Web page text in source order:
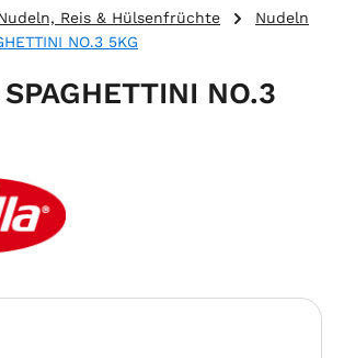
Reis & Hülsenfrüchte
Nudeln
NO.3 5KG
NO.3